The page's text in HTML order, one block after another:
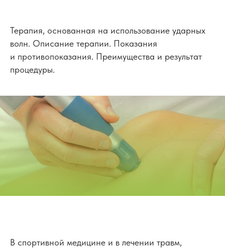
Терапия, основанная на использование ударных
волн. Описание терапии. Показания
и противопоказания. Преимущества и результат
процедуры.
В спортивной медицине и в лечении травм,